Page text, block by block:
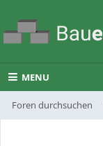
MENU
Foren durchsuchen